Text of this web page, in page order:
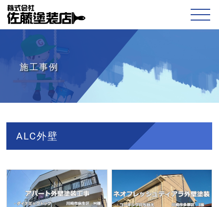
施工事例
ALC外壁